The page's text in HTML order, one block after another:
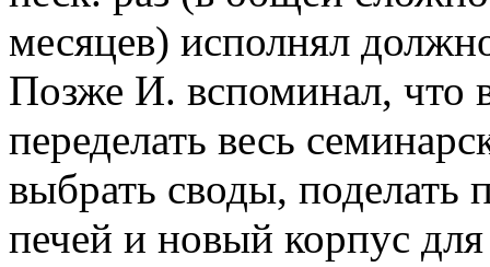
месяцев) исполнял
Позже И. вспоминал, что
переделать весь
выбрать своды, поделать
печей и новый корпус